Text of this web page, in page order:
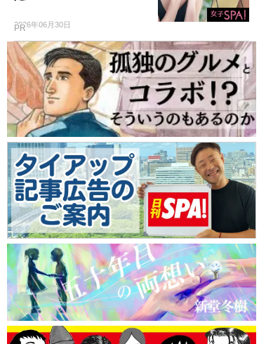
2026年06月30日
PR